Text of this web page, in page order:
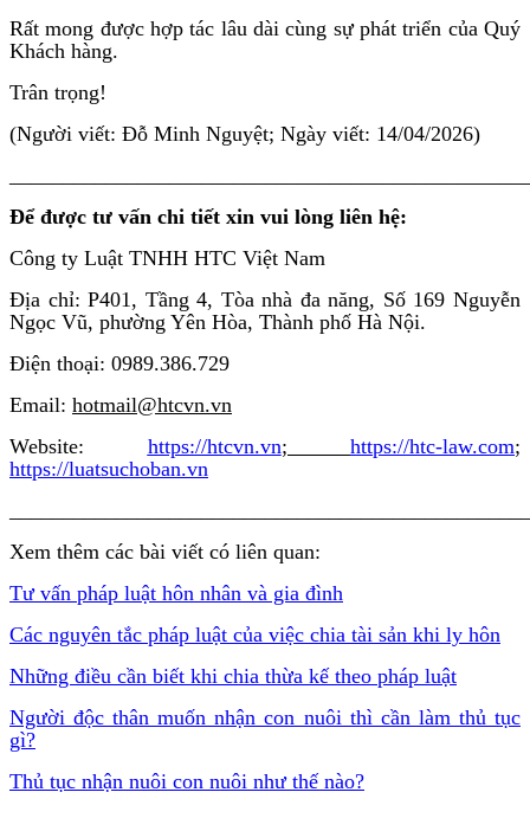
Rất mong được hợp tác lâu dài cùng sự phát triển của Quý
Khách hàng.
Trân trọng!
(Người viết: Đỗ Minh Nguyệt; Ngày viết: 14/04/2026)
Để được tư vấn chi tiết xin vui lòng liên hệ:
Công ty Luật TNHH HTC Việt Nam
Địa chỉ: P401, Tầng 4, Tòa nhà đa năng, Số 169 Nguyễn
Ngọc Vũ, phường Yên Hòa, Thành phố Hà Nội.
Điện thoại: 0989.386.729
Email: hotmail@htcvn.vn
Website: https://htcvn.vn; https://htc-law.com;
https://luatsuchoban.vn
Xem thêm các bài viết có liên quan:
Tư vấn pháp luật hôn nhân và gia đình
Các nguyên tắc pháp luật của việc chia tài sản khi ly hôn
Những điều cần biết khi chia thừa kế theo pháp luật
Người độc thân muốn nhận con nuôi thì cần làm thủ tục
gì?
Thủ tục nhận nuôi con nuôi như thế nào?